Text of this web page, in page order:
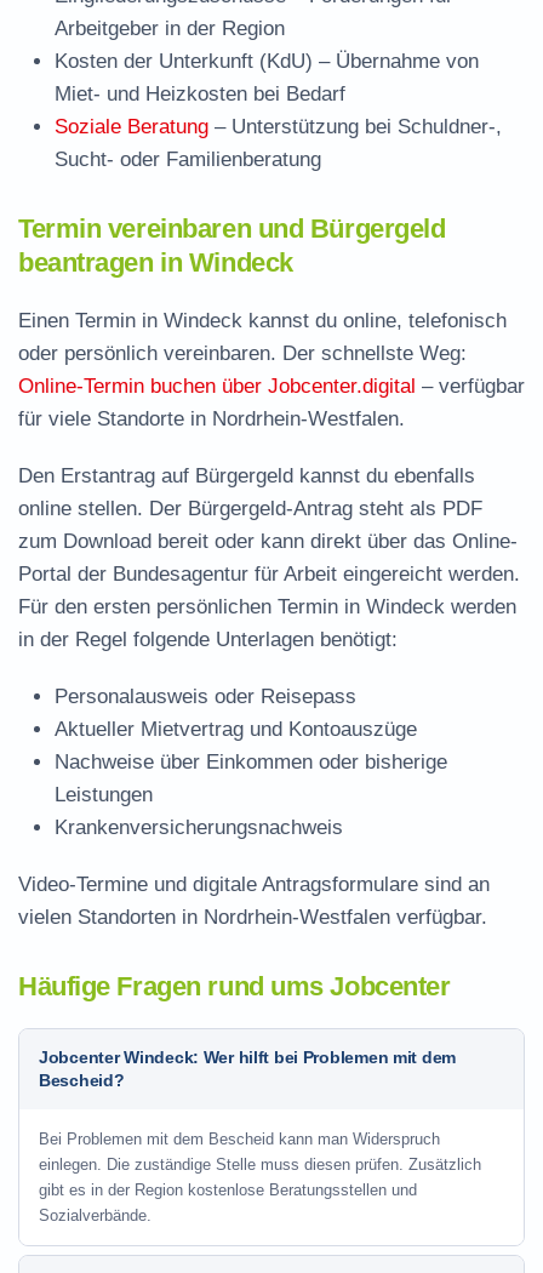
Arbeitgeber in der Region
Kosten der Unterkunft (KdU) – Übernahme von
Miet- und Heizkosten bei Bedarf
Soziale Beratung – Unterstützung bei Schuldner-,
Sucht- oder Familienberatung
Termin vereinbaren und Bürgergeld
beantragen in Windeck
Einen Termin in Windeck kannst du online, telefonisch
oder persönlich vereinbaren. Der schnellste Weg:
Online-Termin buchen über Jobcenter.digital – verfügbar
für viele Standorte in Nordrhein-Westfalen.
Den Erstantrag auf Bürgergeld kannst du ebenfalls
online stellen. Der Bürgergeld-Antrag steht als PDF
zum Download bereit oder kann direkt über das Online-
Portal der Bundesagentur für Arbeit eingereicht werden.
Für den ersten persönlichen Termin in Windeck werden
in der Regel folgende Unterlagen benötigt:
Personalausweis oder Reisepass
Aktueller Mietvertrag und Kontoauszüge
Nachweise über Einkommen oder bisherige
Leistungen
Krankenversicherungsnachweis
Video-Termine und digitale Antragsformulare sind an
vielen Standorten in Nordrhein-Westfalen verfügbar.
Häufige Fragen rund ums Jobcenter
Jobcenter Windeck: Wer hilft bei Problemen mit dem
Bescheid?
Bei Problemen mit dem Bescheid kann man Widerspruch
einlegen. Die zuständige Stelle muss diesen prüfen. Zusätzlich
gibt es in der Region kostenlose Beratungsstellen und
Sozialverbände.